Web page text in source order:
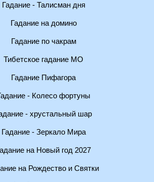
Гадание - Талисман дня
Гадание на домино
Гадание по чакрам
Тибетское гадание МО
Гадание Пифагора
- Колесо фортуны
- хрустальный шар
Гадание - Зеркало Мира
на Новый год 2027
на Рождество и Святки